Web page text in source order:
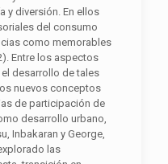
y diversión. En ellos
del consumo
como memorables
Entre los aspectos
desarrollo de tales
nuevos conceptos
de participación de
desarrollo urbano,
Inbakaran y George,
las